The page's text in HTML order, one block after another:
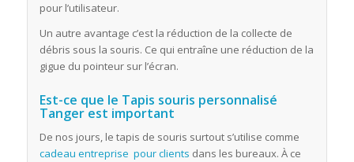
pour l’utilisateur.
Un autre avantage c’est la réduction de la collecte de
débris sous la souris. Ce qui entraîne une réduction de la
gigue du pointeur sur l’écran.
Est-ce que le Tapis souris personnalisé
Tanger est important
De nos jours, le tapis de souris surtout s’utilise comme
cadeau entreprise pour clients dans les bureaux. À ce